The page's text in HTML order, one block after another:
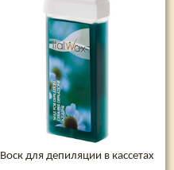
Воск для депиляции в кассетах